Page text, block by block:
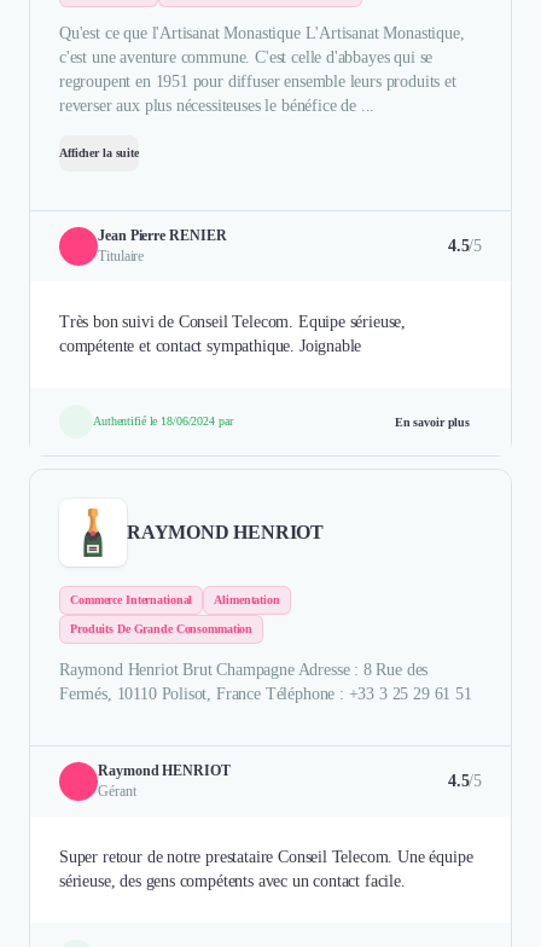
Qu'est ce que l'Artisanat Monastique L'Artisanat Monastique,
c'est une aventure commune. C'est celle d'abbayes qui se
regroupent en 1951 pour diffuser ensemble leurs produits et
reverser aux plus nécessiteuses le bénéfice de ...
Afficher la suite
Jean Pierre RENIER
Titulaire
4.5/5
Très bon suivi de Conseil Telecom. Equipe sérieuse,
compétente et contact sympathique. Joignable
Authentifié le 18/06/2024 par En savoir plus
RAYMOND HENRIOT
Commerce International Alimentation
Produits De Grande Consommation
Raymond Henriot Brut Champagne Adresse : 8 Rue des
Fermés, 10110 Polisot, France Téléphone : +33 3 25 29 61 51
Raymond HENRIOT
Gérant
4.5/5
Super retour de notre prestataire Conseil Telecom. Une équipe
sérieuse, des gens compétents avec un contact facile.